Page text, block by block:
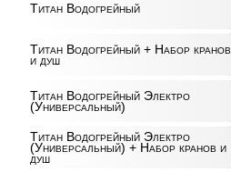
Титан Водогрейный
Титан Водогрейный + Набор кранов
и душ
Титан Водогрейный Электро
(Универсальный)
Титан Водогрейный Электро
(Универсальный) + Набор кранов и
душ